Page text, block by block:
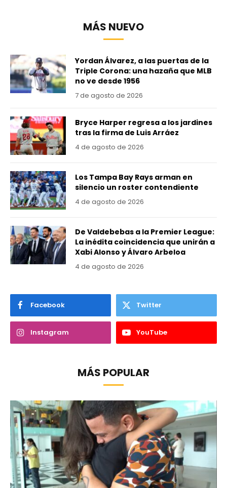
MÁS NUEVO
Yordan Álvarez, a las puertas de la
Triple Corona: una hazaña que MLB
no ve desde 1956
7 de agosto de 2026
Bryce Harper regresa a los jardines
tras la firma de Luis Arráez
4 de agosto de 2026
Los Tampa Bay Rays arman en
silencio un roster contendiente
4 de agosto de 2026
De Valdebebas a la Premier League:
La inédita coincidencia que unirán a
Xabi Alonso y Álvaro Arbeloa
4 de agosto de 2026
Facebook Twitter
Instagram YouTube
MÁS POPULAR